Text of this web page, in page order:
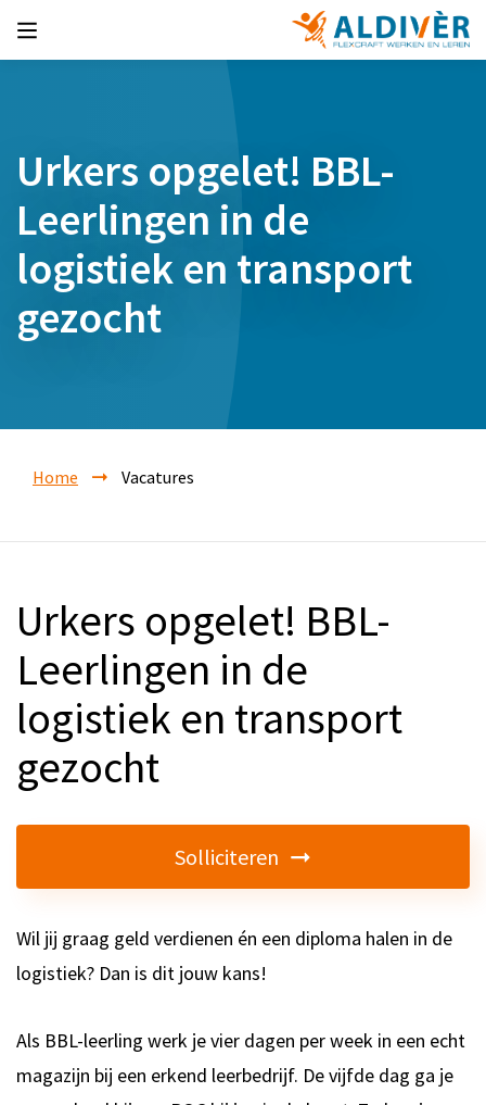
Urkers opgelet! BBL-
Leerlingen in de
logistiek en transport
gezocht
Home Vacatures
Urkers opgelet! BBL-
Leerlingen in de
logistiek en transport
gezocht
Solliciteren
Wil jij graag geld verdienen én een diploma halen in de
logistiek? Dan is dit jouw kans!
Als BBL-leerling werk je vier dagen per week in een echt
magazijn bij een erkend leerbedrijf. De vijfde dag ga je